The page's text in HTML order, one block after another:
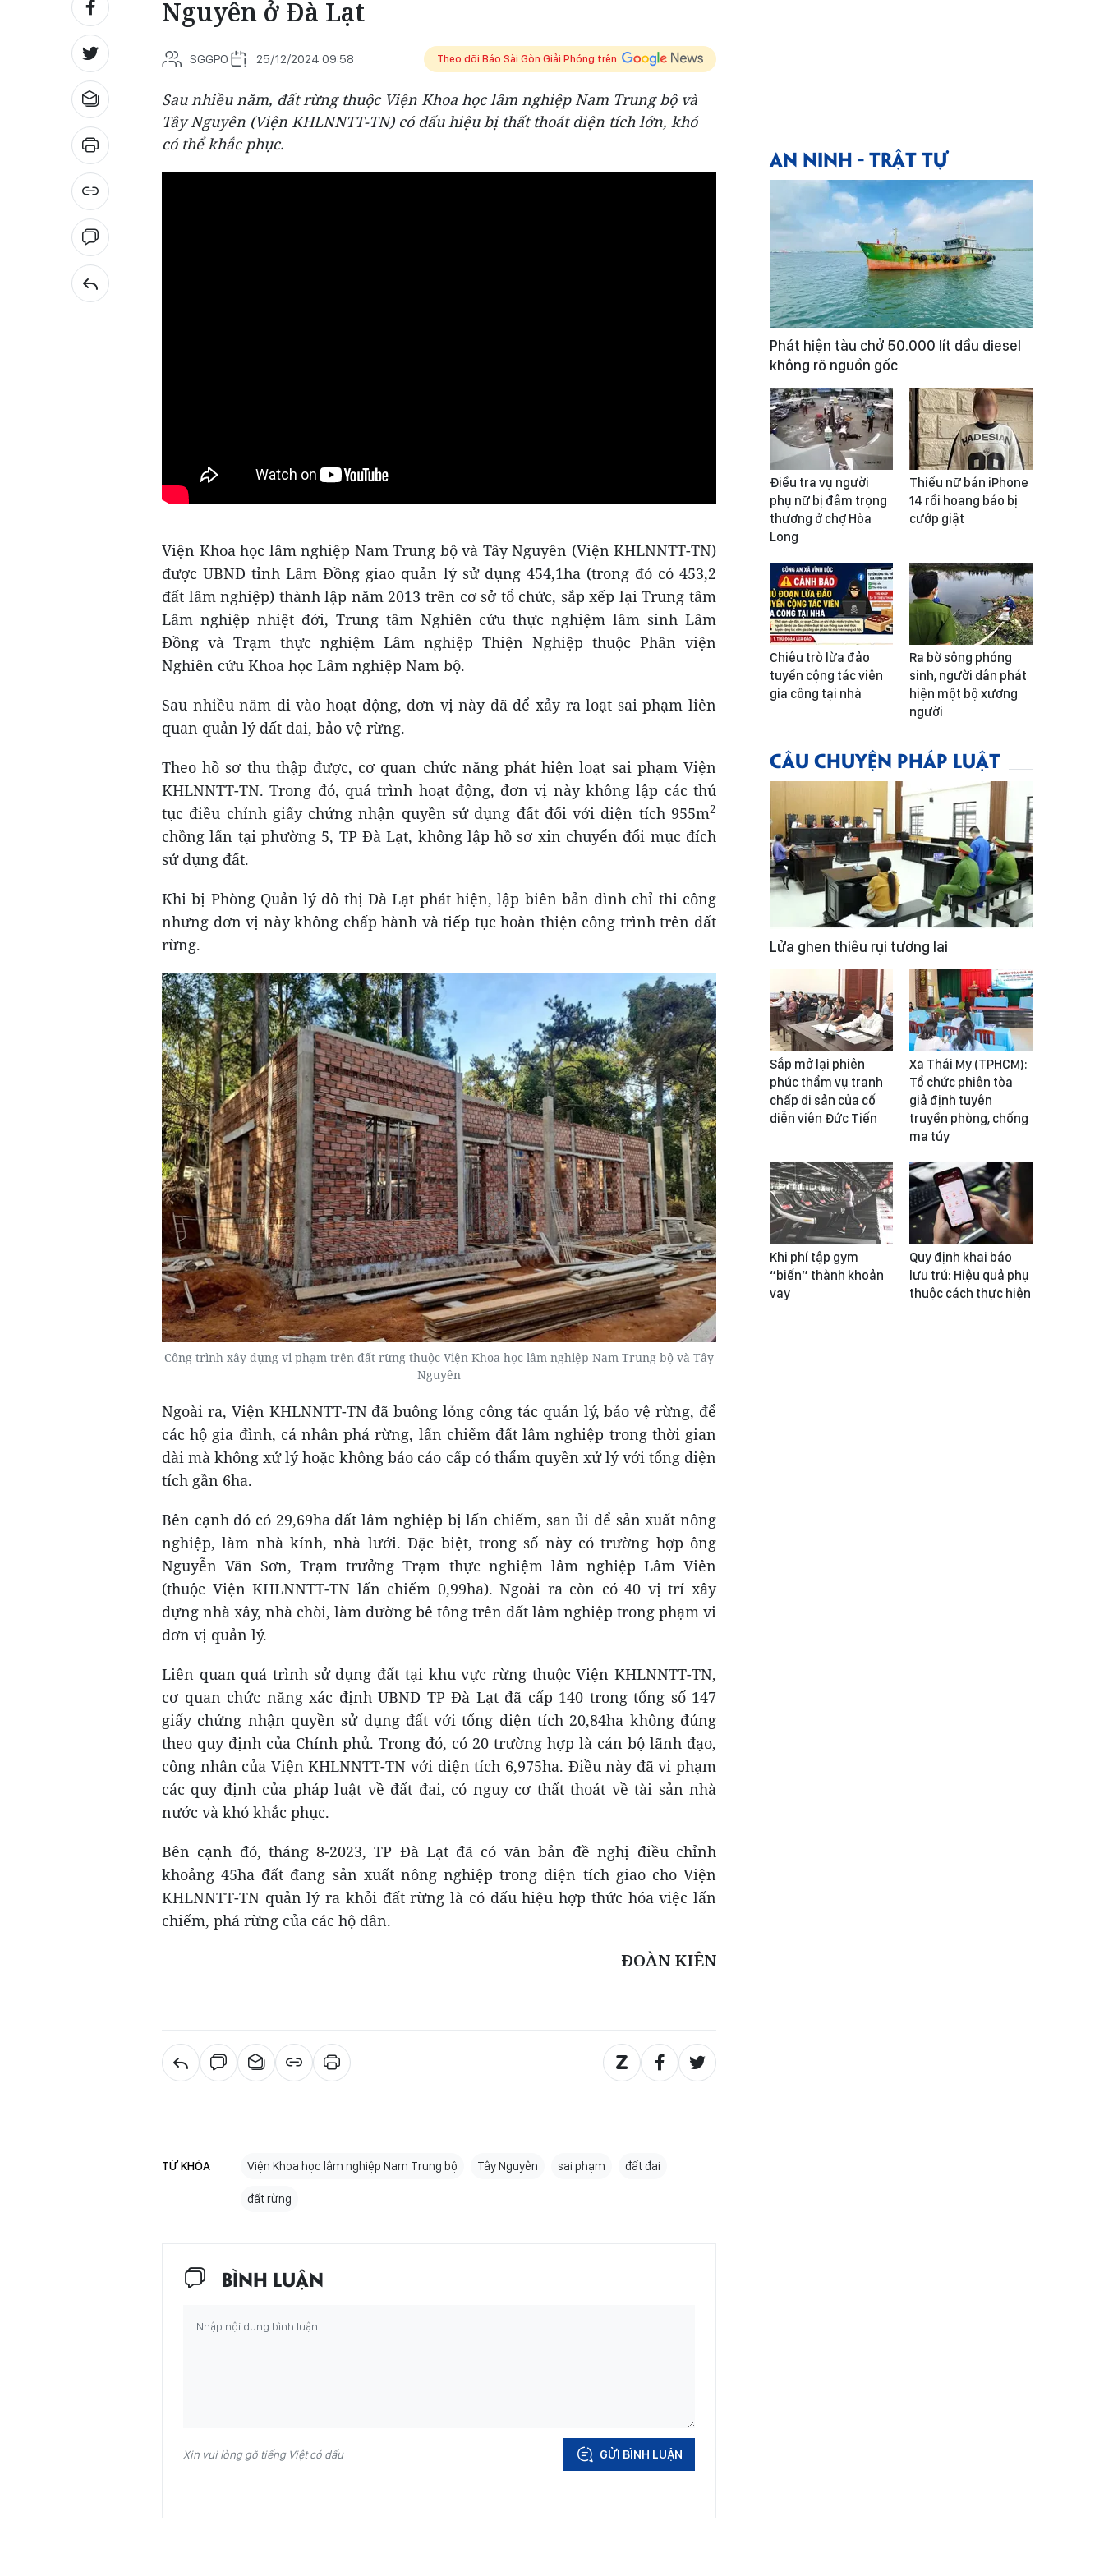
Nguyên ở Đà Lạt
SGGPO 25/12/2024 09:58 Theo dõi Báo Sài Gòn Giải Phóng trên
Sau nhiều năm, đất rừng thuộc Viện Khoa học lâm nghiệp Nam Trung bộ và
Tây Nguyên (Viện KHLNNTT-TN) có dấu hiệu bị thất thoát diện tích lớn, khó
có thể khắc phục.
Viện Khoa học lâm nghiệp Nam Trung bộ và Tây Nguyên (Viện KHLNNTT-TN)
được UBND tỉnh Lâm Đồng giao quản lý sử dụng 454,1ha (trong đó có 453,2
đất lâm nghiệp) thành lập năm 2013 trên cơ sở tổ chức, sắp xếp lại Trung tâm
Lâm nghiệp nhiệt đới, Trung tâm Nghiên cứu thực nghiệm lâm sinh Lâm
Đồng và Trạm thực nghiệm Lâm nghiệp Thiện Nghiệp thuộc Phân viện
Nghiên cứu Khoa học Lâm nghiệp Nam bộ.
Sau nhiều năm đi vào hoạt động, đơn vị này đã để xảy ra loạt sai phạm liên
quan quản lý đất đai, bảo vệ rừng.
Theo hồ sơ thu thập được, cơ quan chức năng phát hiện loạt sai phạm Viện
KHLNNTT-TN. Trong đó, quá trình hoạt động, đơn vị này không lập các thủ
tục điều chỉnh giấy chứng nhận quyền sử dụng đất đối với diện tích 955m2
chồng lấn tại phường 5, TP Đà Lạt, không lập hồ sơ xin chuyển đổi mục đích
sử dụng đất.
Khi bị Phòng Quản lý đô thị Đà Lạt phát hiện, lập biên bản đình chỉ thi công
nhưng đơn vị này không chấp hành và tiếp tục hoàn thiện công trình trên đất
rừng.
Công trình xây dựng vi phạm trên đất rừng thuộc Viện Khoa học lâm nghiệp Nam Trung bộ và Tây
Nguyên
Ngoài ra, Viện KHLNNTT-TN đã buông lỏng công tác quản lý, bảo vệ rừng, để
các hộ gia đình, cá nhân phá rừng, lấn chiếm đất lâm nghiệp trong thời gian
dài mà không xử lý hoặc không báo cáo cấp có thẩm quyền xử lý với tổng diện
tích gần 6ha.
Bên cạnh đó có 29,69ha đất lâm nghiệp bị lấn chiếm, san ủi để sản xuất nông
nghiệp, làm nhà kính, nhà lưới. Đặc biệt, trong số này có trường hợp ông
Nguyễn Văn Sơn, Trạm trưởng Trạm thực nghiệm lâm nghiệp Lâm Viên
(thuộc Viện KHLNNTT-TN lấn chiếm 0,99ha). Ngoài ra còn có 40 vị trí xây
dựng nhà xây, nhà chòi, làm đường bê tông trên đất lâm nghiệp trong phạm vi
đơn vị quản lý.
Liên quan quá trình sử dụng đất tại khu vực rừng thuộc Viện KHLNNTT-TN,
cơ quan chức năng xác định UBND TP Đà Lạt đã cấp 140 trong tổng số 147
giấy chứng nhận quyền sử dụng đất với tổng diện tích 20,84ha không đúng
theo quy định của Chính phủ. Trong đó, có 20 trường hợp là cán bộ lãnh đạo,
công nhân của Viện KHLNNTT-TN với diện tích 6,975ha. Điều này đã vi phạm
các quy định của pháp luật về đất đai, có nguy cơ thất thoát về tài sản nhà
nước và khó khắc phục.
Bên cạnh đó, tháng 8-2023, TP Đà Lạt đã có văn bản đề nghị điều chỉnh
khoảng 45ha đất đang sản xuất nông nghiệp trong diện tích giao cho Viện
KHLNNTT-TN quản lý ra khỏi đất rừng là có dấu hiệu hợp thức hóa việc lấn
chiếm, phá rừng của các hộ dân.
ĐOÀN KIÊN
TỪ KHÓA Viện Khoa học lâm nghiệp Nam Trung bộ Tây Nguyên sai phạm đất đai
đất rừng
BÌNH LUẬN
Xin vui lòng gõ tiếng Việt có dấu GỬI BÌNH LUẬN
AN NINH - TRẬT TỰ
Phát hiện tàu chở 50.000 lít dầu diesel
không rõ nguồn gốc
Điều tra vụ người
phụ nữ bị đâm trọng
thương ở chợ Hòa
Long
Thiếu nữ bán iPhone
14 rồi hoang báo bị
cướp giật
Chiêu trò lừa đảo
tuyển cộng tác viên
gia công tại nhà
Ra bờ sông phóng
sinh, người dân phát
hiện một bộ xương
người
CÂU CHUYỆN PHÁP LUẬT
Lửa ghen thiêu rụi tương lai
Sắp mở lại phiên
phúc thẩm vụ tranh
chấp di sản của cố
diễn viên Đức Tiến
Xã Thái Mỹ (TPHCM):
Tổ chức phiên tòa
giả định tuyên
truyền phòng, chống
ma túy
Khi phí tập gym
“biến” thành khoản
vay
Quy định khai báo
lưu trú: Hiệu quả phụ
thuộc cách thực hiện